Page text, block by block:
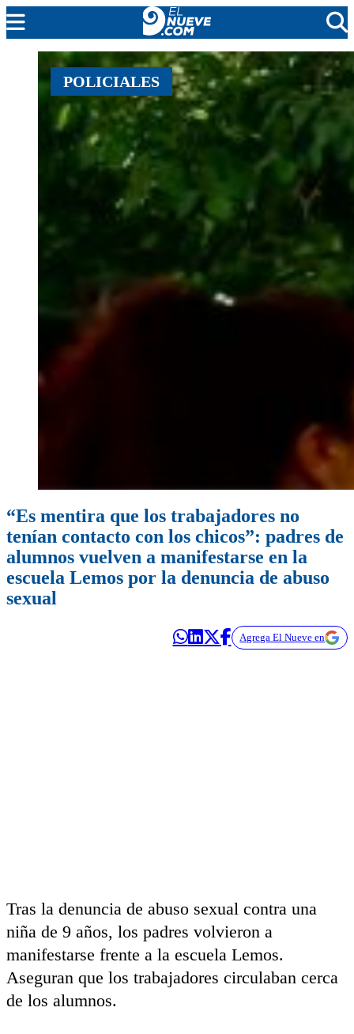
EL NUEVE
SOCIEDAD
POLÍTICA
POLICIALES
POLICIALES
“Es mentira que los trabajadores no
tenían contacto con los chicos”: padres de
alumnos vuelven a manifestarse en la
escuela Lemos por la denuncia de abuso
sexual
Agrega El Nueve en
Tras la denuncia de abuso sexual contra una
niña de 9 años, los padres volvieron a
manifestarse frente a la escuela Lemos.
Aseguran que los trabajadores circulaban cerca
de los alumnos.